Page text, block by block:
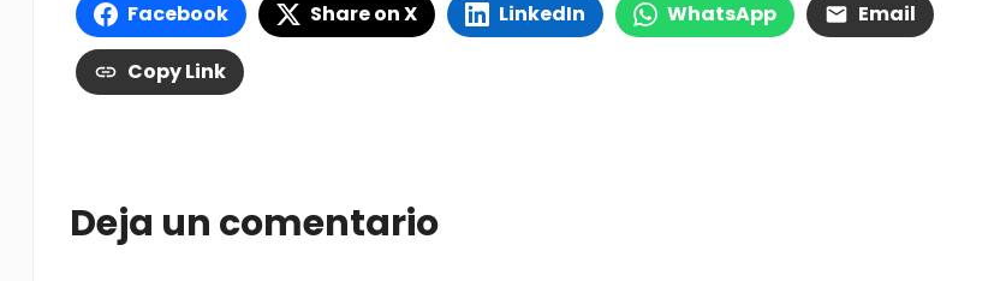
Facebook Share on X LinkedIn WhatsApp Email
Copy Link
Deja un comentario